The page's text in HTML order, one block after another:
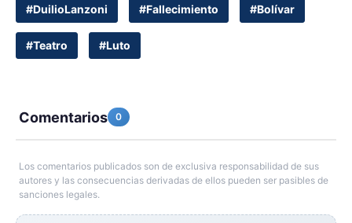
#DuilioLanzoni #Fallecimiento #Bolívar
#Teatro #Luto
Comentarios 0
Los comentarios publicados son de exclusiva responsabilidad de sus
autores y las consecuencias derivadas de ellos pueden ser pasibles de
sanciones legales.